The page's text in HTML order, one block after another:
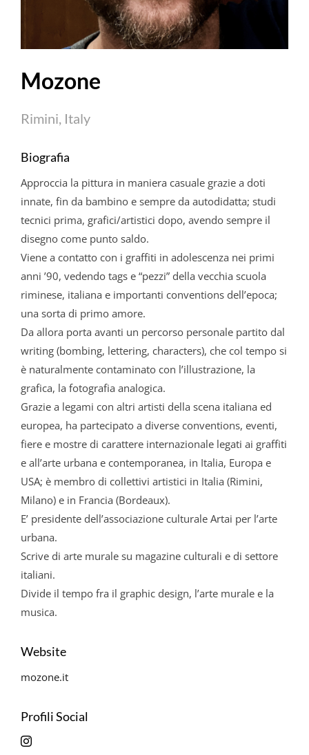
Mozone
Rimini, Italy
Biografia
Approccia la pittura in maniera casuale grazie a doti
innate, fin da bambino e sempre da autodidatta; studi
tecnici prima, grafici/artistici dopo, avendo sempre il
disegno come punto saldo.
Viene a contatto con i graffiti in adolescenza nei primi
anni ’90, vedendo tags e “pezzi” della vecchia scuola
riminese, italiana e importanti conventions dell’epoca;
una sorta di primo amore.
Da allora porta avanti un percorso personale partito dal
writing (bombing, lettering, characters), che col tempo si
è naturalmente contaminato con l’illustrazione, la
grafica, la fotografia analogica.
Grazie a legami con altri artisti della scena italiana ed
europea, ha partecipato a diverse conventions, eventi,
fiere e mostre di carattere internazionale legati ai graffiti
e all’arte urbana e contemporanea, in Italia, Europa e
USA; è membro di collettivi artistici in Italia (Rimini,
Milano) e in Francia (Bordeaux).
E’ presidente dell’associazione culturale Artai per l’arte
urbana.
Scrive di arte murale su magazine culturali e di settore
italiani.
Divide il tempo fra il graphic design, l’arte murale e la
musica.
Website
mozone.it
Profili Social